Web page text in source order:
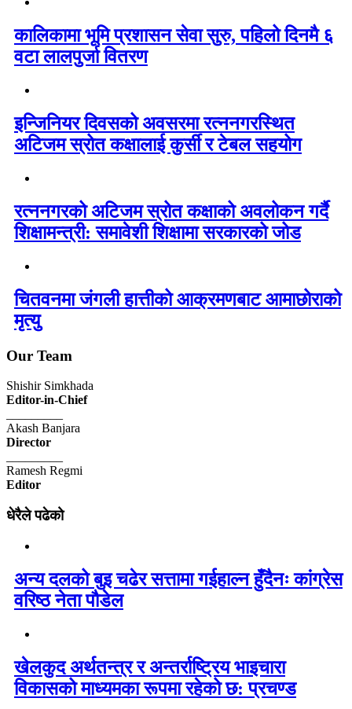
कालिकामा भूमि प्रशासन सेवा सुरु, पहिलो दिनमै ६
वटा लालपुर्जा वितरण
इन्जिनियर दिवसको अवसरमा रत्ननगरस्थित
अटिजम स्रोत कक्षालाई कुर्सी र टेबल सहयोग
रत्ननगरको अटिजम स्रोत कक्षाको अवलोकन गर्दै
शिक्षामन्त्री: समावेशी शिक्षामा सरकारको जोड
चितवनमा जंगली हात्तीको आक्रमणबाट आमाछोराको
मृत्यु
Our Team
Shishir Simkhada
Editor-in-Chief
Akash Banjara
Director
Ramesh Regmi
Editor
धेरैले पढेको
अन्य दलको बुइ चढेर सत्तामा गईहाल्न हुँदैनः कांग्रेस
वरिष्ठ नेता पौडेल
खेलकुद अर्थतन्त्र र अन्तर्राष्ट्रिय भाइचारा
विकासको माध्यमका रूपमा रहेको छ: प्रचण्ड